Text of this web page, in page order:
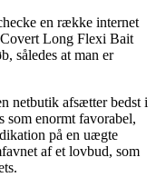
en række internet
Long Flexi Bait
således at man er
netbutik afsætter bedst i
som enormt favorabel,
på en uægte
af et lovbud, som